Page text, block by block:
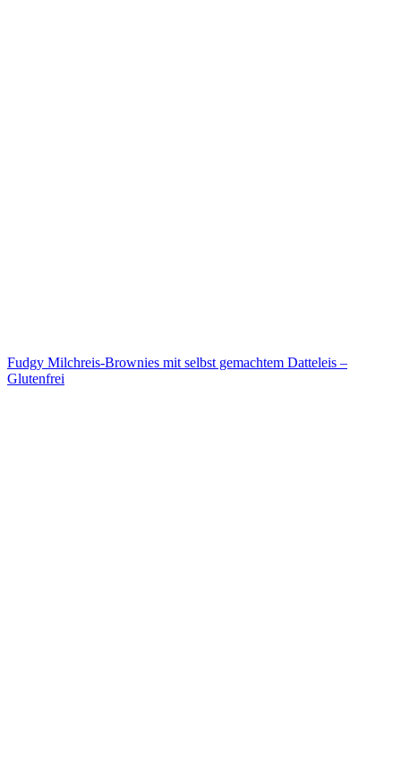
Fudgy Milchreis-Brownies mit selbst gemachtem Datteleis –
Glutenfrei